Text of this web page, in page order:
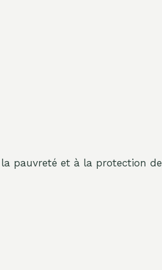
pauvreté et à la protection de